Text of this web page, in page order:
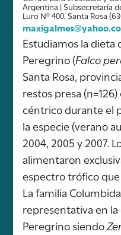
Argentina | Subsecretaría
Luro Nº 400, Santa Rosa
Estudiamos la dieta
Peregrino (Falco
Santa Rosa,
restos presa
céntrico durante el
la especie (verano
2004, 2005 y 2007.
alimentaron
espectro trófico
La familia
representativa en la
Peregrino siendo